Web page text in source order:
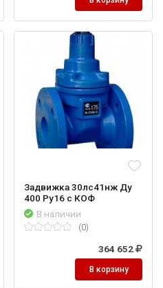
Задвижка 30лс41нж Ду
400 Ру16 с КОФ
В наличии
(0)
364 652
В корзину